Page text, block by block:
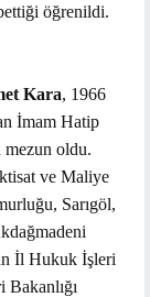
öğrenildi.
Kara, 1966
İmam Hatip
mezun oldu.
ve Maliye
Sarıgöl,
İl Hukuk İşleri
Bakanlığı